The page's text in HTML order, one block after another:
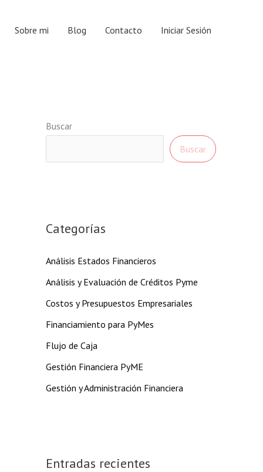
Sobre mi Blog Contacto Iniciar Sesión
Buscar
Buscar
Categorías
Análisis Estados Financieros
Análisis y Evaluación de Créditos Pyme
Costos y Presupuestos Empresariales
Financiamiento para PyMes
Flujo de Caja
Gestión Financiera PyME
Gestión y Administración Financiera
Entradas recientes